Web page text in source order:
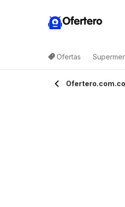
Ofertero
Ofertas